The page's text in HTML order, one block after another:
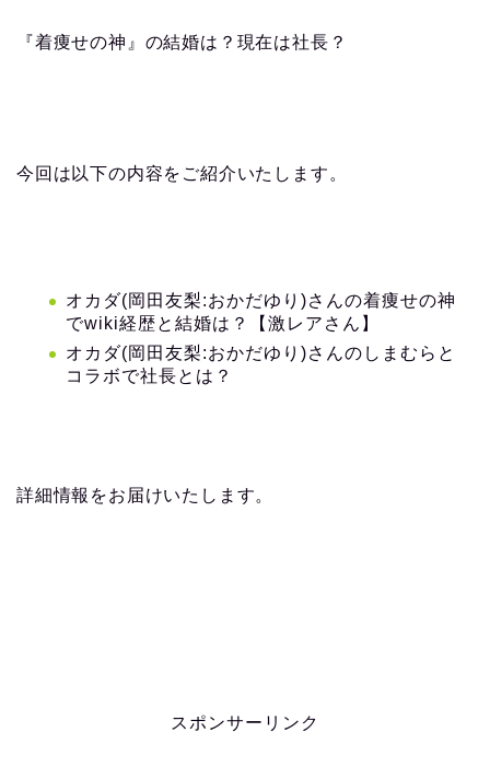
『着痩せの神』の結婚は？現在は社長？
今回は以下の内容をご紹介いたします。
オカダ(岡田友梨:おかだゆり)さんの着痩せの神
でwiki経歴と結婚は？【激レアさん】
オカダ(岡田友梨:おかだゆり)さんのしまむらと
コラボで社長とは？
詳細情報をお届けいたします。
スポンサーリンク